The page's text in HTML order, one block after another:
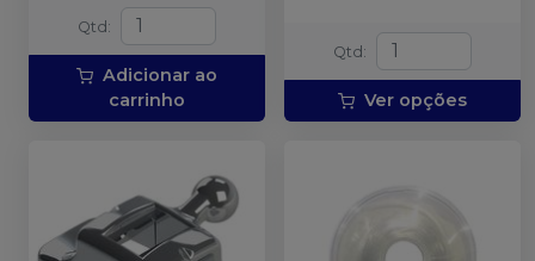
Qtd:
Adicionar ao
carrinho
Qtd:
Ver opções